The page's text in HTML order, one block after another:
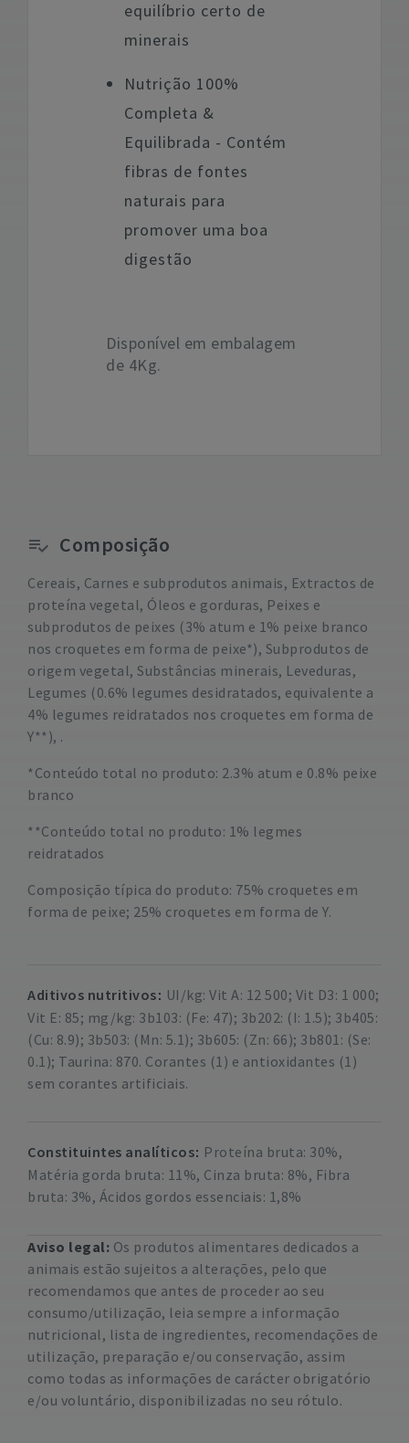
equilíbrio certo de
minerais
Nutrição 100%
Completa &
Equilibrada - Contém
fibras de fontes
naturais para
promover uma boa
digestão
Disponível em embalagem
de 4Kg.
Composição
Cereais, Carnes e subprodutos animais, Extractos de
proteína vegetal, Óleos e gorduras, Peixes e
subprodutos de peixes (3% atum e 1% peixe branco
nos croquetes em forma de peixe*), Subprodutos de
origem vegetal, Substâncias minerais, Leveduras,
Legumes (0.6% legumes desidratados, equivalente a
4% legumes reidratados nos croquetes em forma de
Y**), .
*Conteúdo total no produto: 2.3% atum e 0.8% peixe
branco
**Conteúdo total no produto: 1% legmes
reidratados
Composição típica do produto: 75% croquetes em
forma de peixe; 25% croquetes em forma de Y.
Aditivos nutritivos
UI/kg: Vit A: 12 500; Vit D3: 1 000;
Vit E: 85; mg/kg: 3b103: (Fe: 47); 3b202: (I: 1.5); 3b405:
(Cu: 8.9); 3b503: (Mn: 5.1); 3b605: (Zn: 66); 3b801: (Se:
0.1); Taurina: 870. Corantes (1) e antioxidantes (1)
sem corantes artificiais.
Constituintes analíticos Proteína bruta: 30%,
Matéria gorda bruta: 11%, Cinza bruta: 8%, Fibra
bruta: 3%, Ácidos gordos essenciais: 1,8%
Aviso legal: Os produtos alimentares dedicados a
animais estão sujeitos a alterações, pelo que
recomendamos que antes de proceder ao seu
consumo/utilização, leia sempre a informação
nutricional, lista de ingredientes, recomendações de
utilização, preparação e/ou conservação, assim
como todas as informações de carácter obrigatório
e/ou voluntário, disponibilizadas no seu rótulo.